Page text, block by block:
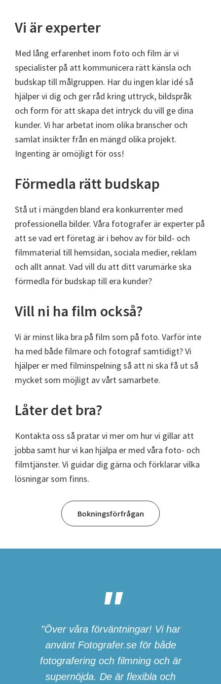
Vi är experter
Med lång erfarenhet inom foto och film är vi
specialister på att kommunicera rätt känsla och
budskap till målgruppen. Har du ingen klar idé så
hjälper vi dig och ger råd kring uttryck, bildspråk
och form för att skapa det intryck du vill ge dina
kunder. Vi har arbetat inom olika branscher och
samlat insikter från en mängd olika projekt.
Ingenting är omöjligt för oss!
Förmedla rätt budskap
Stå ut i mängden bland era konkurrenter med
professionella bilder. Våra fotografer är experter på
att se vad ert företag är i behov av för bild- och
filmmaterial till hemsidan, sociala medier, reklam
och allt annat. Vad vill du att ditt varumärke ska
förmedla för budskap till era kunder?
Vill ni ha film också?
Vi är minst lika bra på film som på foto. Varför inte
ha med både filmare och fotograf samtidigt? Vi
hjälper er med filminspelning så att ni ska få ut så
mycket som möjligt av vårt samarbete.
Låter det bra?
Kontakta oss så pratar vi mer om hur vi gillar att
jobba samt hur vi kan hjälpa er med våra foto- och
filmtjänster. Vi guidar dig gärna och förklarar vilka
lösningar som finns.
Bokningsförfrågan
”Över våra förväntningar! Vi har
använt Fotografer.se för både
fotografering och filmning och är
supernöjda. De är flexibla och